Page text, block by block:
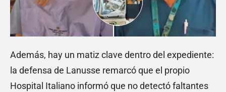
Además, hay un matiz clave dentro del expediente:
la defensa de Lanusse remarcó que el propio
Hospital Italiano informó que no detectó faltantes